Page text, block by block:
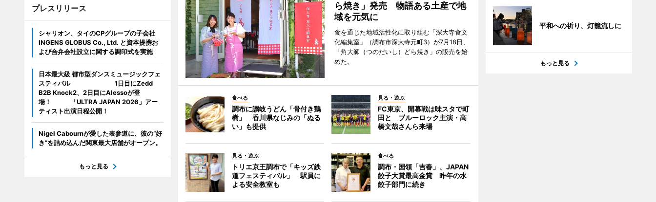
ら焼き」発売 物語ある土産で地
域を元気に
食を通じた地域活性化に取り組む「深大寺食文
化編集室」（調布市深大寺元町3）が7月18日、
「角大師（つのだいし）どら焼き」の販売を始
めた。
食べる
調布に讃岐うどん「骨付き鶏
樹」 香川県なじみの「ぬる
い」も提供
見る・遊ぶ
FC東京、開幕戦は味スタで町
田と ブルーロック主演・高
橋文哉さんら来場
見る・遊ぶ
トリエ京王調布で「キッズ鉄
道フェスティバル」 駅員に
よる安全教室も
食べる
調布・国領「吉春」、JAPAN
餃子大賞最高金賞 昨年の水
餃子部門に続き
プレスリリース
シャリオン、タイのCPグループの子会社
INGENS GLOBUS Co., Ltd. と資本提携お
よび合弁会社設立に関する調印式を実施
日本最大級 都市型ダンスミュージックフェ
スティバル 1日目にZedd
B2B Knock2、2日目にAlessoが登
場！ 「ULTRA JAPAN 2026」アー
ティスト出演日程公開！
Nigel Cabournが愛した表参道に、彼の“好
き”を詰め込んだ関東最大店舗がオープン。
もっと見る
平和への祈り、灯籠流しに
もっと見る